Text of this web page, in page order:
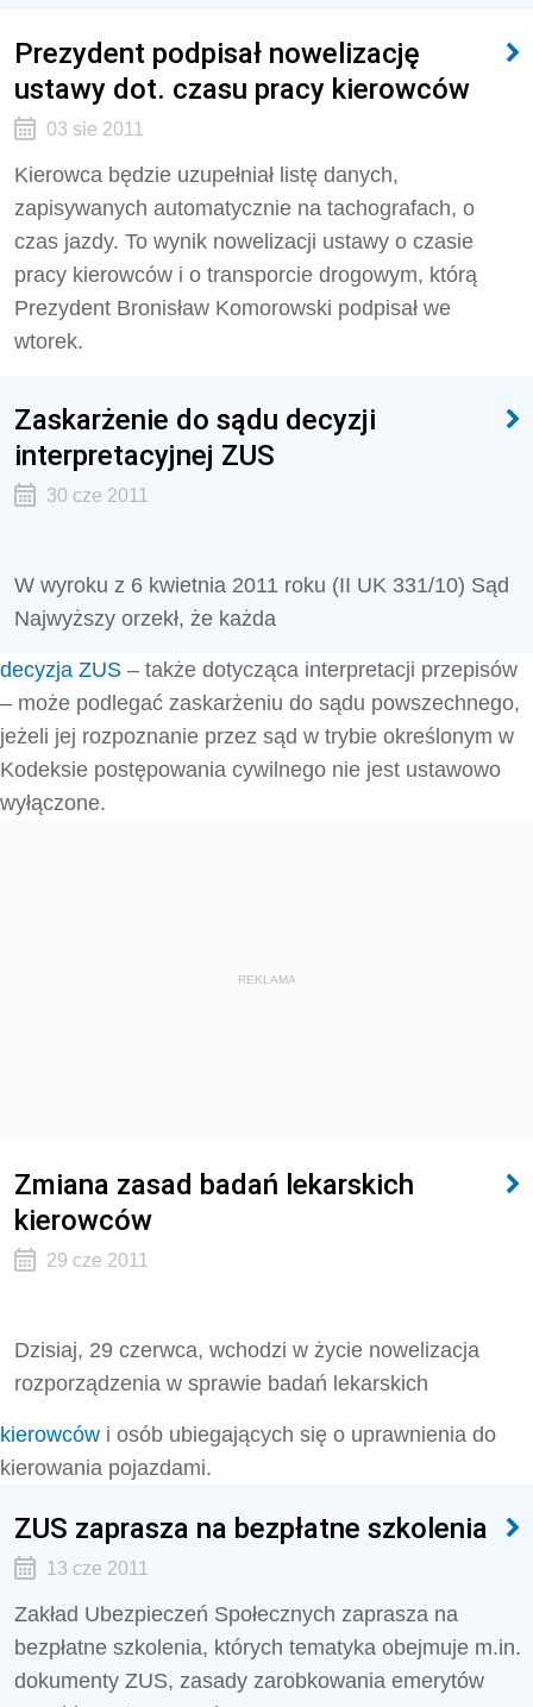
Prezydent podpisał nowelizację
ustawy dot. czasu pracy kierowców
03 sie 2011
Kierowca będzie uzupełniał listę danych,
zapisywanych automatycznie na tachografach, o
czas jazdy. To wynik nowelizacji ustawy o czasie
pracy kierowców i o transporcie drogowym, którą
Prezydent Bronisław Komorowski podpisał we
wtorek.
Zaskarżenie do sądu decyzji
interpretacyjnej ZUS
30 cze 2011
W wyroku z 6 kwietnia 2011 roku (II UK 331/10) Sąd
Najwyższy orzekł, że każda
decyzja ZUS – także dotycząca interpretacji przepisów
– może podlegać zaskarżeniu do sądu powszechnego,
jeżeli jej rozpoznanie przez sąd w trybie określonym w
Kodeksie postępowania cywilnego nie jest ustawowo
wyłączone.
REKLAMA
Zmiana zasad badań lekarskich
kierowców
29 cze 2011
Dzisiaj, 29 czerwca, wchodzi w życie nowelizacja
rozporządzenia w sprawie badań lekarskich
kierowców i osób ubiegających się o uprawnienia do
kierowania pojazdami.
ZUS zaprasza na bezpłatne szkolenia
13 cze 2011
Zakład Ubezpieczeń Społecznych zaprasza na
bezpłatne szkolenia, których tematyka obejmuje m.in.
dokumenty ZUS, zasady zarobkowania emerytów